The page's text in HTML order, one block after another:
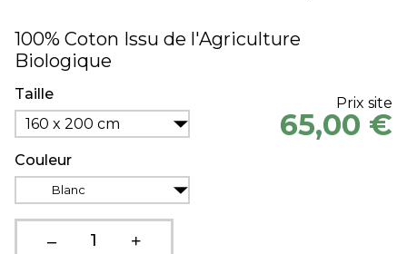
100% Coton Issu de l'Agriculture
Biologique
Taille
160 x 200 cm
Couleur
Blanc
Prix site
65,00 €